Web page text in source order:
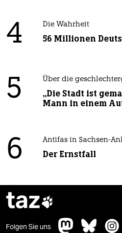
4 Die Wahrheit
56 Millionen
5 Über die
„Die Stadt ist
Mann in einem
6 Antifas in Sachsen-
Der Ernstfall
taz
Folgen Sie uns